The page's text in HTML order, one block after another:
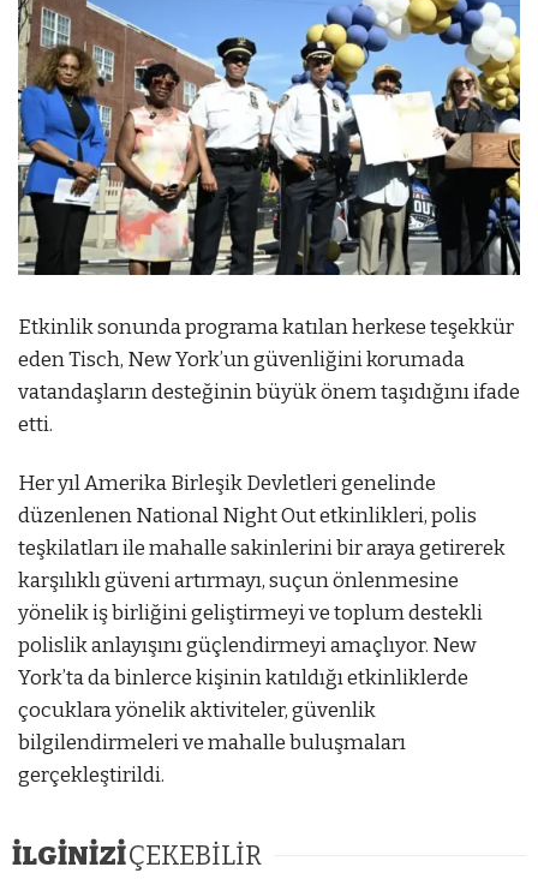
Etkinlik sonunda programa katılan herkese teşekkür
eden Tisch, New York’un güvenliğini korumada
vatandaşların desteğinin büyük önem taşıdığını ifade
etti.
Her yıl Amerika Birleşik Devletleri genelinde
düzenlenen National Night Out etkinlikleri, polis
teşkilatları ile mahalle sakinlerini bir araya getirerek
karşılıklı güveni artırmayı, suçun önlenmesine
yönelik iş birliğini geliştirmeyi ve toplum destekli
polislik anlayışını güçlendirmeyi amaçlıyor. New
York’ta da binlerce kişinin katıldığı etkinliklerde
çocuklara yönelik aktiviteler, güvenlik
bilgilendirmeleri ve mahalle buluşmaları
gerçekleştirildi.
İLGİNİZİÇEKEBİLİR